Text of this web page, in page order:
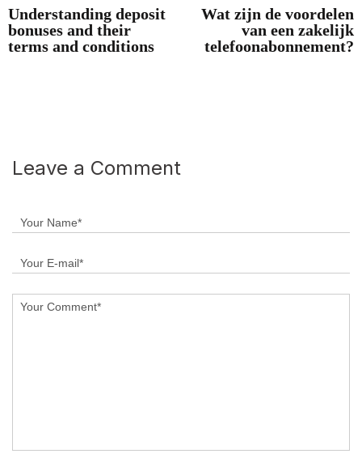
Understanding deposit
bonuses and their
terms and conditions
Wat zijn de voordelen
van een zakelijk
telefoonabonnement?
Leave a Comment